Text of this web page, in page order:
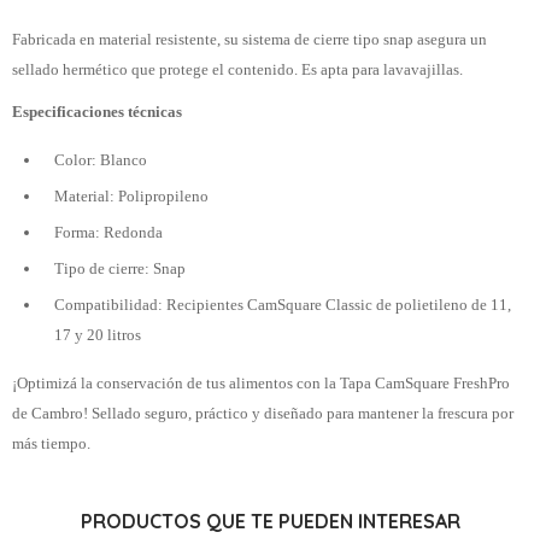
Fabricada en material resistente, su sistema de cierre tipo snap asegura un
sellado hermético que protege el contenido. Es apta para lavavajillas.
Especificaciones técnicas
Color: Blanco
Material: Polipropileno
Forma: Redonda
Tipo de cierre: Snap
Compatibilidad: Recipientes CamSquare Classic de polietileno de 11,
17 y 20 litros
¡Optimizá la conservación de tus alimentos con la Tapa CamSquare FreshPro
de Cambro! Sellado seguro, práctico y diseñado para mantener la frescura por
más tiempo.
PRODUCTOS QUE TE PUEDEN INTERESAR